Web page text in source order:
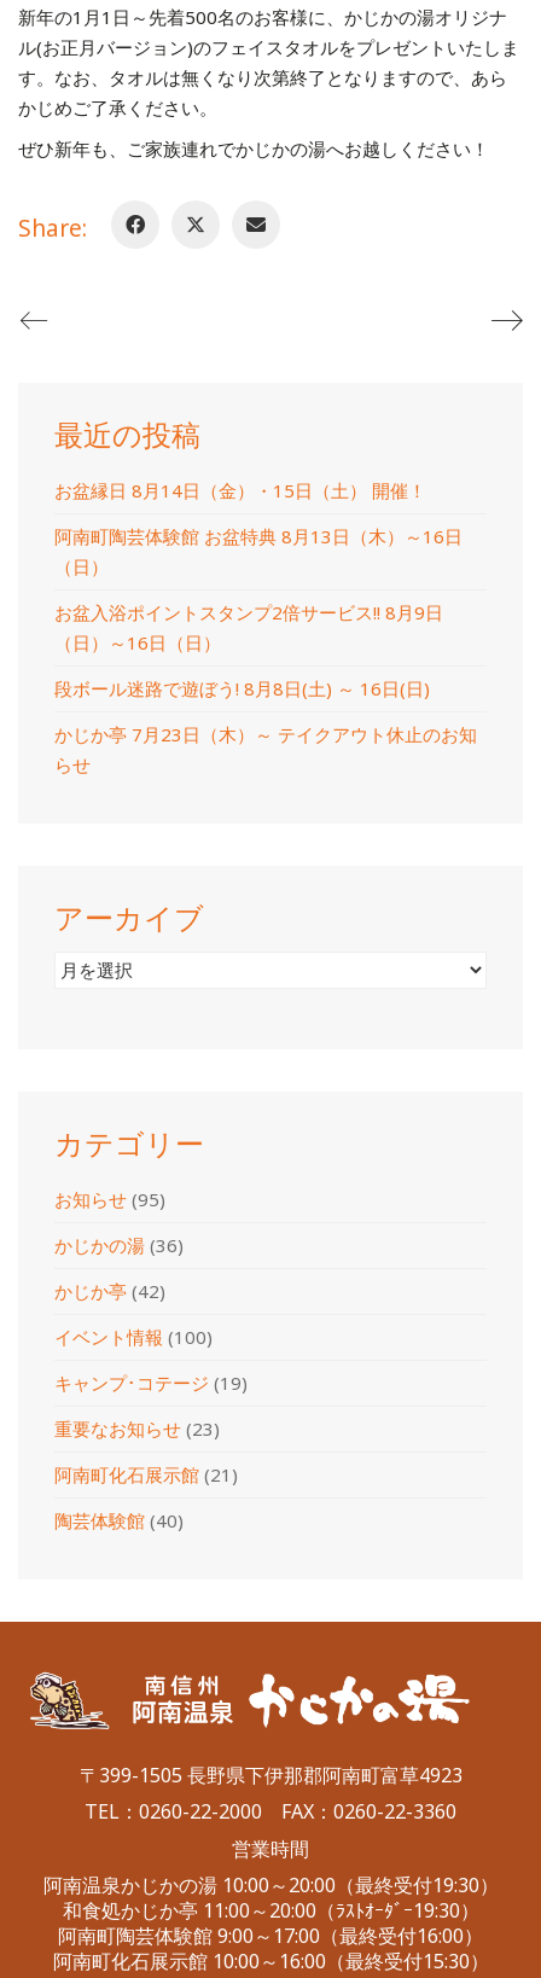
新年の1月1日～先着500名のお客様に、かじかの湯オリジナ
ル(お正月バージョン)のフェイスタオルをプレゼントいたしま
す。なお、タオルは無くなり次第終了となりますので、あら
かじめご了承ください。
ぜひ新年も、ご家族連れでかじかの湯へお越しください！
Share:
最近の投稿
お盆縁日 8月14日（金）・15日（土） 開催！
阿南町陶芸体験館 お盆特典 8月13日（木）～16日
（日）
お盆入浴ポイントスタンプ2倍サービス!! 8月9日
（日）～16日（日）
段ボール迷路で遊ぼう! 8月8日(土) ～ 16日(日)
かじか亭 7月23日（木）～ テイクアウト休止のお知
らせ
アーカイブ
ア
カテゴリー
お知らせ (95)
かじかの湯 (36)
かじか亭 (42)
イベント情報 (100)
キャンプ･コテージ (19)
重要なお知らせ (23)
阿南町化石展示館 (21)
陶芸体験館 (40)
〒399-1505 長野県下伊那郡阿南町富草4923
TEL： 0260-22-2000 FAX：0260-22-3360
営業時間
阿南温泉かじかの湯 10:00～20:00（最終受付19:30）
和食処かじか亭 11:00～20:00（ﾗｽﾄｵｰﾀﾞｰ19:30）
阿南町陶芸体験館 9:00～17:00（最終受付16:00）
阿南町化石展示館 10:00～16:00（最終受付15:30）